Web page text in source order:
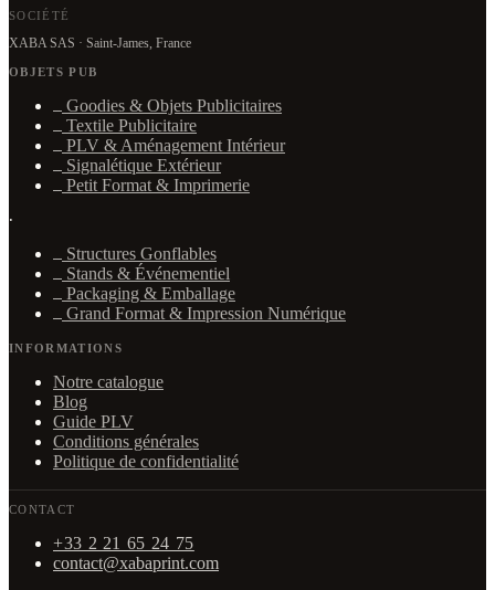
SOCIÉTÉ
XABA SAS · Saint-James, France
OBJETS PUB
Goodies & Objets Publicitaires
Textile Publicitaire
PLV & Aménagement Intérieur
Signalétique Extérieur
Petit Format & Imprimerie
·
Structures Gonflables
Stands & Événementiel
Packaging & Emballage
Grand Format & Impression Numérique
INFORMATIONS
Notre catalogue
Blog
Guide PLV
Conditions générales
Politique de confidentialité
CONTACT
+33 2 21 65 24 75
contact@xabaprint.com